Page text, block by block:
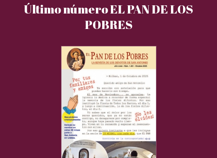
Último número EL PAN DE LOS
POBRES